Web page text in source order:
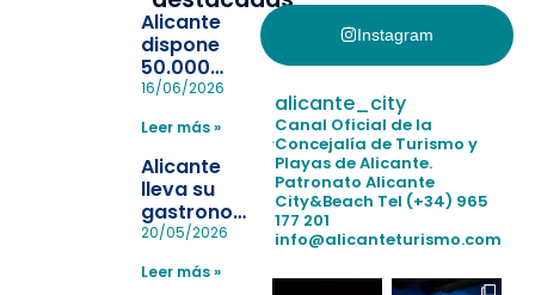
Alicante
dispone
50.000
pulseras
la
pérdida de niños
en las
playas y
realiza con
éxito un
simulacro de socorrismo
16/06/2026
Leer más »
Alicante
lleva su
gastronomía
a Madrid
reforzar el
20/05/2026
Leer más »
Instagram
alicante_city
Canal Oficial de la
Concejalía de Turismo y
Playas de Alicante.
Patronato Alicante
City&Beach Tel (+34) 965
177 201
info@alicanteturismo.com